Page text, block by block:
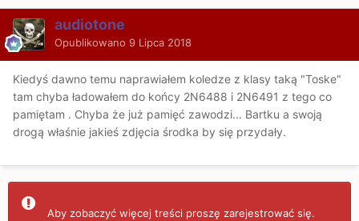
audiotone
Opublikowano 9 Lipca 2018
Kiedyś dawno temu naprawiałem koledze z klasy taką "Toske"
tam chyba ładowałem do końcy 2N6488 i 2N6491 z tego co
pamiętam . Chyba że już pamięć zawodzi... Bartku a swoją
drogą właśnie jakieś zdjęcia środka by się przydały.
Aby zobaczyć więcej treści proszę zarejestrować się.